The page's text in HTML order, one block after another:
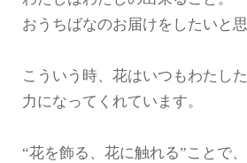
おうちばなのお届けをしたいと思
こういう時、花はいつもわたし
力になってくれています。
“花を飾る、花に触れる”ことで